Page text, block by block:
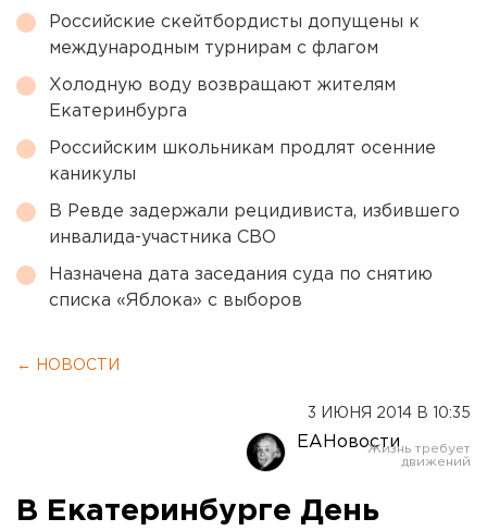
Российские скейтбордисты допущены к
международным турнирам с флагом
Холодную воду возвращают жителям
Екатеринбурга
Российским школьникам продлят осенние
каникулы
В Ревде задержали рецидивиста, избившего
инвалида-участника СВО
Назначена дата заседания суда по снятию
списка «Яблока» с выборов
← НОВОСТИ
3 ИЮНЯ 2014 В 10:35
ЕАНовости
В Екатеринбурге День